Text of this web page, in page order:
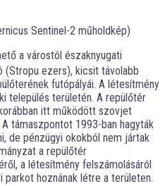
Sentinel-2 műholdkép)
a várostól északnyugati
(Stropu ezers), kicsit távolabb
futópályái. A létesítmény
település területén. A repülőtér
itt működött szovjet
támaszpontot 1993-ban hagyták
de pénzügyi okokból nem jártak
a repülőtér
a létesítmény felszámolásáról
hoznának létre a területen.